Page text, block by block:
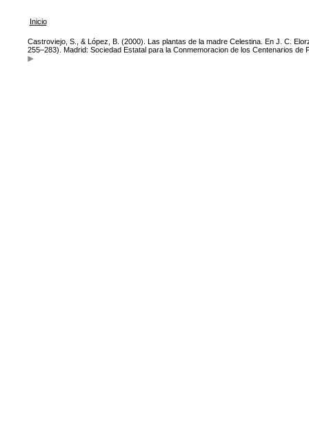
Inicio
Castroviejo, S., & López, B. (2000). Las plantas de la madre Celestina. En J. C.
255–283). Madrid: Sociedad Estatal para la Conmemoracion de los Centenarios de